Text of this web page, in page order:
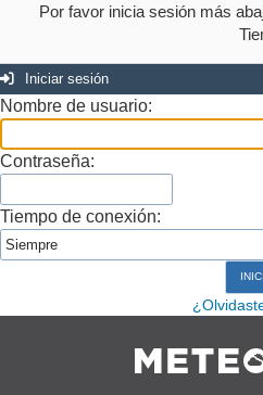
Por favor inicia sesión más
Iniciar sesión
Nombre de usuario:
Contraseña:
Tiempo de conexión: